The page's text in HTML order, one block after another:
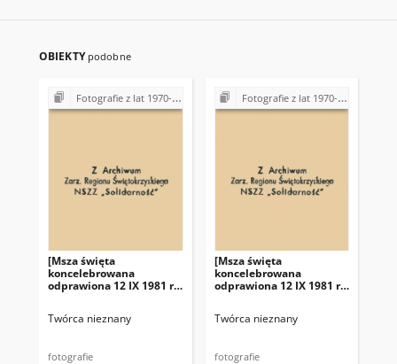
OBIEKTY podobne
Fotografie z lat 1970-1996
[Msza święta
koncelebrowana
odprawiona 12 IX 1981 r.
"Iskra" w Kielcach]
Twórca nieznany
fotografie
Fotografie z lat 1970-1996
[Msza święta
koncelebrowana
odprawiona 12 IX 1981 r.
"Iskra" w Kielcach]
Twórca nieznany
fotografie